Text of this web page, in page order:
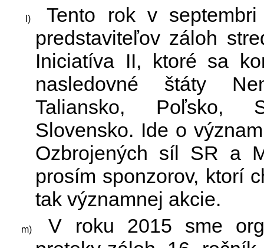
Tento rok v septembri
predstaviteľov záloh
Iniciatíva II, ktoré sa
nasledovné štáty
Taliansko, Poľsko,
Slovensko. Ide o
Ozbrojených síl SR a
prosím sponzorov, ktorí
tak významnej akcie.
V roku 2015 sme